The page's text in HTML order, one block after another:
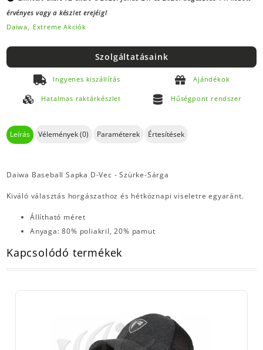
érvényes vagy a készlet erejéig!
Daiwa, Extreme Akciók
Szolgáltatásaink
Ingyenes kiszállítás Ajándékok
Hatalmas raktárkészlet Hűségpont rendszer
Leírás Vélemények (0) Paraméterek Értesítések
Daiwa Baseball Sapka D-Vec - Szürke-Sárga
Kiváló választás horgászathoz és hétköznapi viseletre egyaránt.
Állítható méret
Anyaga: 80% poliakril, 20% pamut
Kapcsolódó termékek